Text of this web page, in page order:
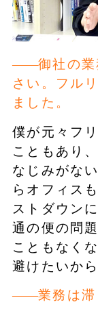
御社の
さい。フル
ました。
僕が元々フ
こともあり
なじみがな
らオフィス
ストダウン
通の便の問
こともなく
避けたいか
業務は